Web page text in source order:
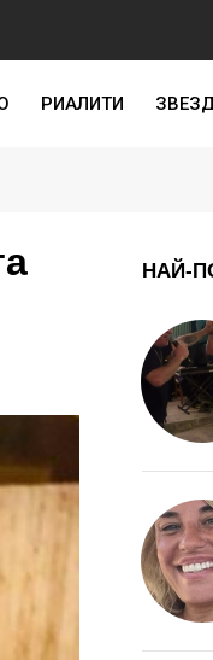
РИАЛИТИ
НАЙ-